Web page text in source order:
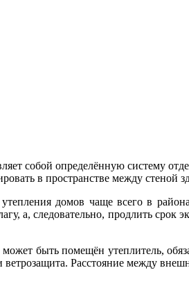
собой определённую систему
в пространстве между стеной
домов чаще всего в
а, следовательно, продлить
быть помещён утеплитель,
Расстояние между